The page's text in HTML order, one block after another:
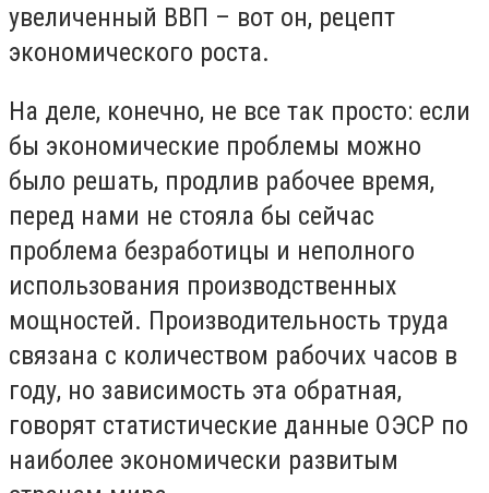
увеличенный ВВП – вот он, рецепт
экономического роста.
На деле, конечно, не все так просто: если
бы экономические проблемы можно
было решать, продлив рабочее время,
перед нами не стояла бы сейчас
проблема безработицы и неполного
использования производственных
мощностей. Производительность труда
связана с количеством рабочих часов в
году, но зависимость эта обратная,
говорят статистические данные ОЭСР по
наиболее экономически развитым